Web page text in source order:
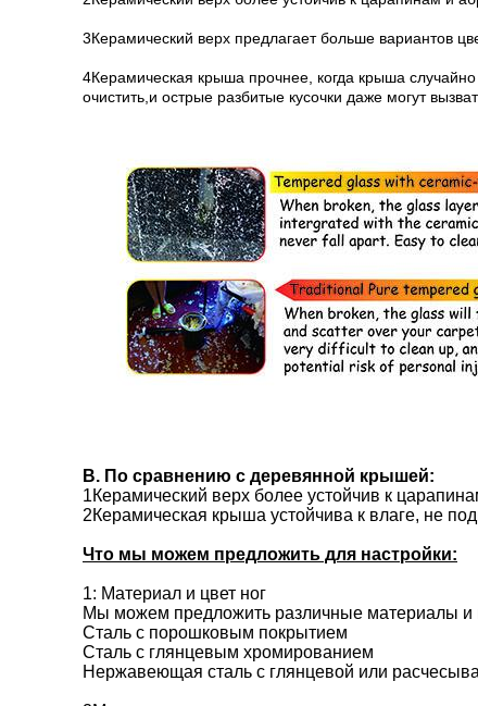
3Керамический верх предлагает больше вариантов
4Керамическая крыша прочнее, когда крыша случайно
очистить,и острые разбитые кусочки даже могут
B. По сравнению с деревянной крышей:
1Керамический верх более устойчив к
2Керамическая крыша устойчива к влаге, не
Что мы можем предложить для настройки:
1: Материал и цвет ног
Мы можем предложить различные материалы и
Сталь с порошковым покрытием
Сталь с глянцевым хромированием
Нержавеющая сталь с глянцевой или